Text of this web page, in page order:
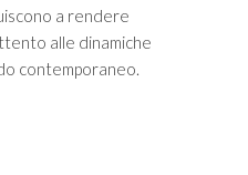
a rendere
alle dinamiche
contemporaneo.